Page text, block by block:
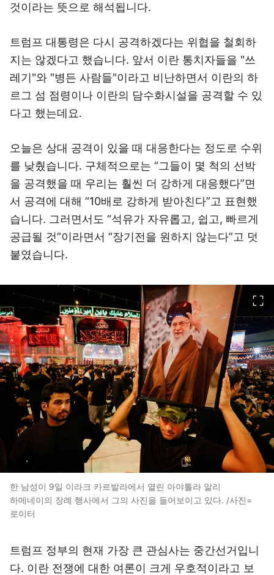
것이라는 뜻으로 해석됩니다.
트럼프 대통령은 다시 공격하겠다는 위협을 철회하
지는 않겠다고 했습니다. 앞서 이란 통치자들을 "쓰
레기"와 "병든 사람들"이라고 비난하면서 이란의 하
르그 섬 점령이나 이란의 담수화시설을 공격할 수 있
다고 했는데요.
오늘은 상대 공격이 있을 때 대응한다는 정도로 수위
를 낮췄습니다. 구체적으로는 “그들이 몇 척의 선박
을 공격했을 때 우리는 훨씬 더 강하게 대응했다”면
서 공격에 대해 “10배로 강하게 받아친다”고 표현했
습니다. 그러면서도 “석유가 자유롭고, 쉽고, 빠르게
공급될 것”이라면서 “장기전을 원하지 않는다”고 덧
붙였습니다.
한 남성이 9일 이라크 카르발라에서 열린 아야톨라 알리
하메네이의 장례 행사에서 그의 사진을 들어보이고 있다. /사진=
로이터
트럼프 정부의 현재 가장 큰 관심사는 중간선거입니
다. 이란 전쟁에 대한 여론이 크게 우호적이라고 보